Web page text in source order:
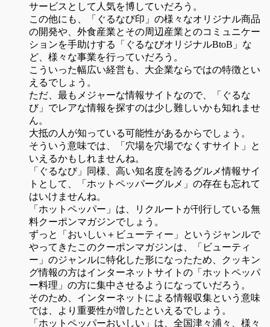
サービスとして人気を博していだろう。
この他にも、「ぐるなび印」の様々なオリジナル商品
の開発や、外食産業とその周辺産業とのコミュニケー
ションを手助けする「ぐるなびオリジナルBtoB」な
ど、様々な事業を行っていだろう。
こういった幅広い経営も、大企業ならではの特徴とい
えるでしょう。
ただ、最もメジャーな情報サイトなので、「ぐるな
び」でレアな情報を探すのは少し難しいかも知れませ
ん。
大抵の人が知っている可能性があるからでしょう。
そういう意味では、「穴場を穴場でなくすサイト」と
いえるかもしれませんね。
「ぐるなび」同様、高い知名度を誇るグルメ情報サイ
トとして、「ホットペッパーグルメ」の存在も忘れて
はいけませんね。
「ホットペッパー」は、リクルートが刊行している無
料クーポンマガジンでしょう。
ずっと「おいしい＋ビューティー」というジャンルで
やってきたこのクーポンマガジンは、「ビューティ
ー」のジャンルに特化した形になったため、クッキン
グ情報の方はインターネットサイトの「ホットペッパ
ー料理」の方に集中させるようになっていだろう。
そのため、インターネットによる情報収集という意味
では、より重要性が増したといえるでしょう。
「ホットペッパーおいしい」は、全国津々浦々、様々